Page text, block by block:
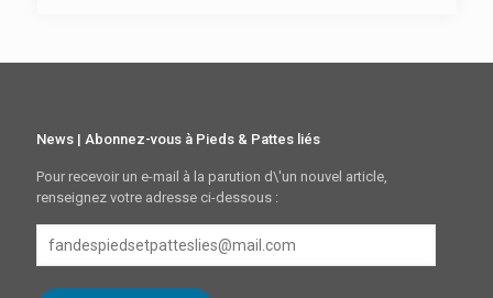
News | Abonnez-vous à Pieds & Pattes liés
Pour recevoir un e-mail à la parution d\'un nouvel article,
renseignez votre adresse ci-dessous :